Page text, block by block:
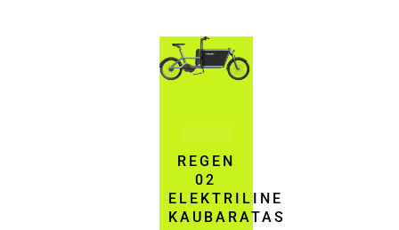
REGEN
02
ELEKTRILINE
KAUBARATAS